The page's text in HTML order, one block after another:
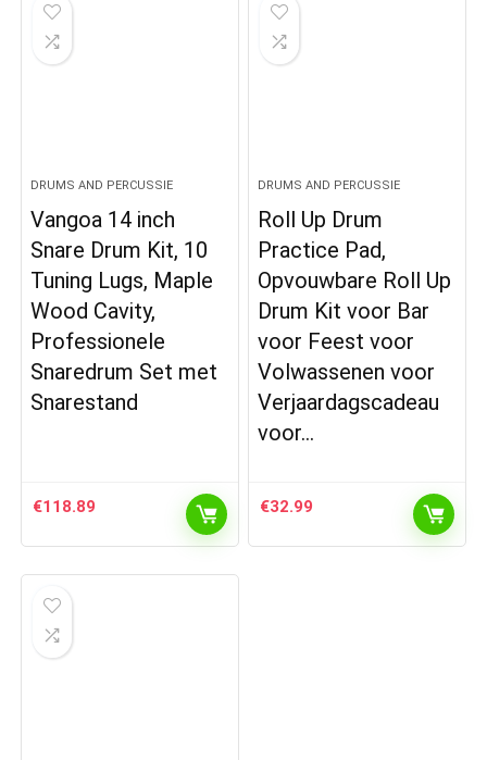
DRUMS AND PERCUSSIE
Vangoa 14 inch
Snare Drum Kit, 10
Tuning Lugs, Maple
Wood Cavity,
Professionele
Snaredrum Set met
Snarestand
€118.89
DRUMS AND PERCUSSIE
Roll Up Drum
Practice Pad,
Opvouwbare Roll Up
Drum Kit voor Bar
voor Feest voor
Volwassenen voor
Verjaardagscadeau
voor…
€32.99